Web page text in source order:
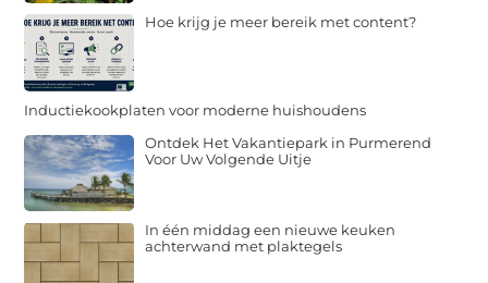
Hoe krijg je meer bereik met content?
Inductiekookplaten voor moderne huishoudens
Ontdek Het Vakantiepark in Purmerend
Voor Uw Volgende Uitje
In één middag een nieuwe keuken
achterwand met plaktegels